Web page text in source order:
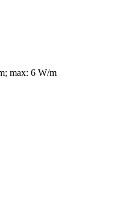
max: 6 W/m